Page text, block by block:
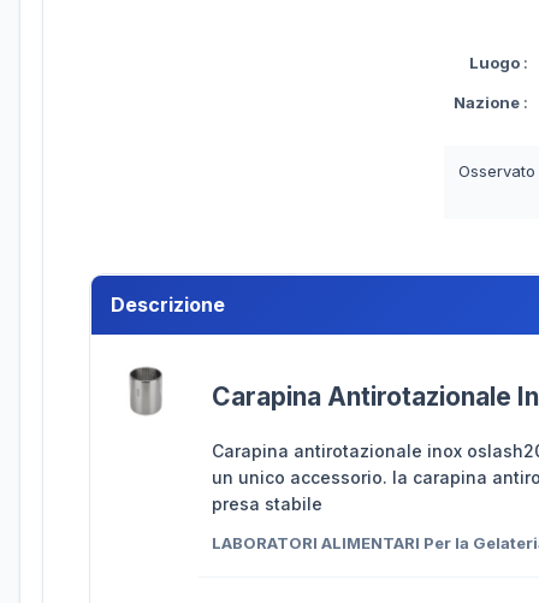
Luogo :
Nazione :
Descrizione
Carapina Antirotazionale
Carapina antirotazionale inox
un unico accessorio. la carapina
presa stabile
LABORATORI ALIMENTARI Per la